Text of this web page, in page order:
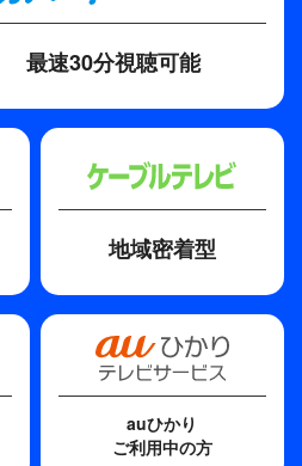
全体で見るとおしとやかな
ーチャーするといろんな個
。今日も、収録前は少し不
回からすごく個性が出てい
て、すごく面白かったで
バーが挑戦するお題がハイ
が、それを全員が超えてき
。蘭世ちゃんの、既存のバ
いという気持ちもサポート
ーがスターになってくれた
いし、この番組が発展する
てもいいんじゃないかな。
最速30分視聴可能
地域密着型
auひかり
ご利用中の方